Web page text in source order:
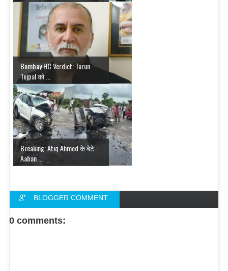
Bombay HC Verdict: Tarun
Tejpal को ...
Breaking: Atiq Ahmed के बेटे
Aaban ...
BLOGGER COMMENT
FACEBOOK COMMENT
0 comments: